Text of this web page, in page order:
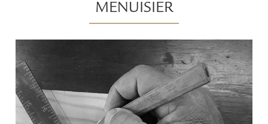
MENUISIER